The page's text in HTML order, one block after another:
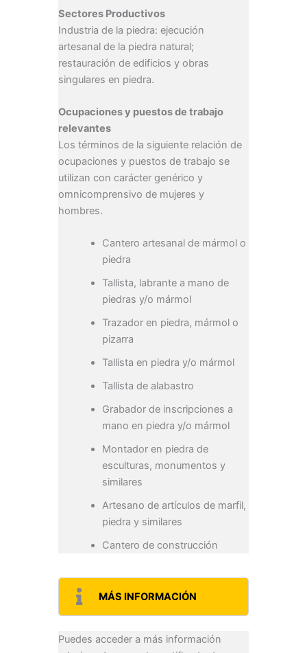
Sectores Productivos
Industria de la piedra: ejecución
artesanal de la piedra natural;
restauración de edificios y obras
singulares en piedra.
Ocupaciones y puestos de trabajo
relevantes
Los términos de la siguiente relación de
ocupaciones y puestos de trabajo se
utilizan con carácter genérico y
omnicomprensivo de mujeres y
hombres.
Cantero artesanal de mármol o
piedra
Tallista, labrante a mano de
piedras y/o mármol
Trazador en piedra, mármol o
pizarra
Tallista en piedra y/o mármol
Tallista de alabastro
Grabador de inscripciones a
mano en piedra y/o mármol
Montador en piedra de
esculturas, monumentos y
similares
Artesano de artículos de marfil,
piedra y similares
Cantero de construcción
MÁS INFORMACIÓN
Puedes acceder a más información